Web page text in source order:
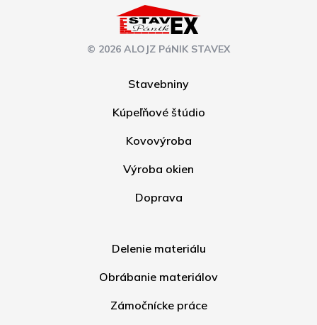
© 2026 ALOJZ PáNIK STAVEX
Stavebniny
Kúpeľňové štúdio
Kovovýroba
Výroba okien
Doprava
Delenie materiálu
Obrábanie materiálov
Zámočnícke práce